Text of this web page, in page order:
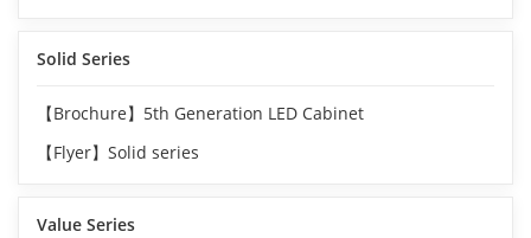
Solid Series
【Brochure】5th Generation LED Cabinet
【Flyer】Solid series
Value Series